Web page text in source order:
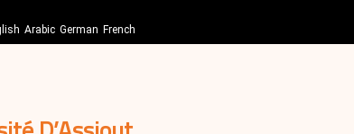
Arabic German French